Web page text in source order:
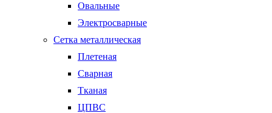
Овальные
Электросварные
Сетка металлическая
Плетеная
Сварная
Тканая
ЦПВС